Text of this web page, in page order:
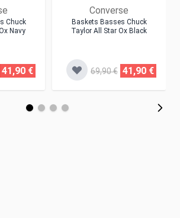
Chuck
Navy
41,90 €
Converse
Baskets Basses Chuck
Taylor All Star Ox Black
69,90 € 41,90 €